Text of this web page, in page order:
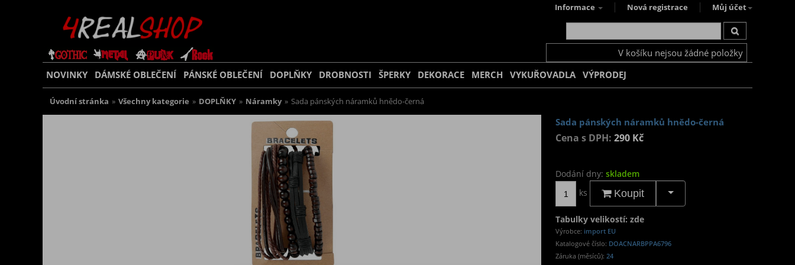
Informace Nová registrace Můj účet
V košíku nejsou žádné položky
NOVINKY DÁMSKÉ OBLEČENÍ PÁNSKÉ OBLEČENÍ DOPLŇKY DROBNOSTI ŠPERKY DEKORACE MERCH VYKUŘOVADLA VÝPRODEJ
Úvodní stránka » Všechny kategorie » DOPLŇKY » Náramky » Sada pánských náramků hnědo-černá
Sada pánských náramků hnědo-černá
Cena s DPH: 290 Kč
Dodání dny: skladem
ks
Koupit
Tabulky velikostí: zde
Výrobce: import EU
Katalogové číslo: DOACNARBPPA6796
Záruka (měsíců): 24